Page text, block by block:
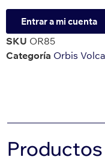
Entrar a mi cuenta
SKU OR85
Categoría Orbis